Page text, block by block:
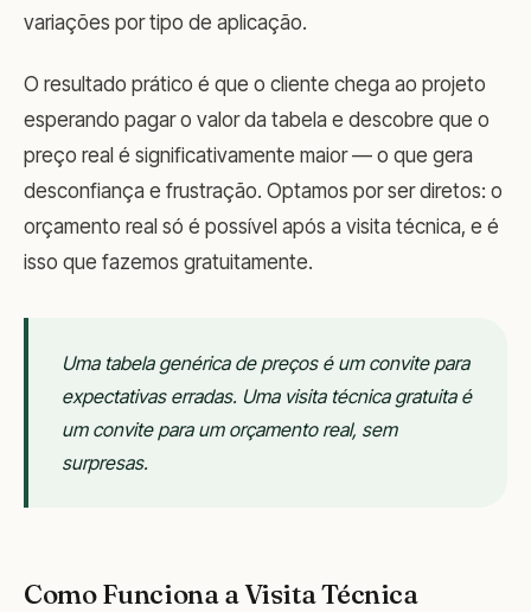
variações por tipo de aplicação.
O resultado prático é que o cliente chega ao projeto
esperando pagar o valor da tabela e descobre que o
preço real é significativamente maior — o que gera
desconfiança e frustração. Optamos por ser diretos: o
orçamento real só é possível após a visita técnica, e é
isso que fazemos gratuitamente.
Uma tabela genérica de preços é um convite para
expectativas erradas. Uma visita técnica gratuita é
um convite para um orçamento real, sem
surpresas.
Como Funciona a Visita Técnica